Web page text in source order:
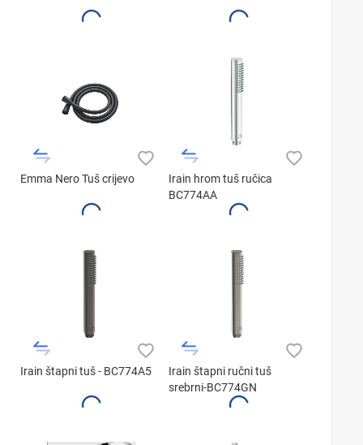
Emma Nero Tuš crijevo
Irain hrom tuš ručica
BC774AA
Irain štapni tuš - BC774A5
Irain štapni ručni tuš
srebrni-BC774GN